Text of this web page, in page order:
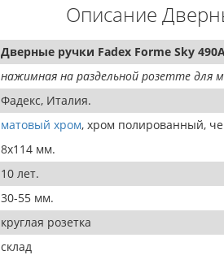
Описание
Дверные ручки Fadex Forme Sky
нажимная на раздельной розетте для
Фадекс, Италия.
матовый хром, хром полированный,
8х114 мм.
10 лет.
30-55 мм.
круглая розетка
склад